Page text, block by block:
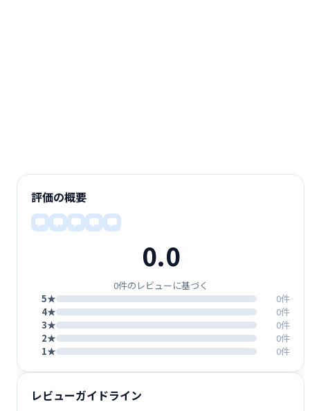
評価の概要
0.0
0件のレビューに基づく
5★
0件
4★
0件
3★
0件
2★
0件
1★
0件
レビューガイドライン